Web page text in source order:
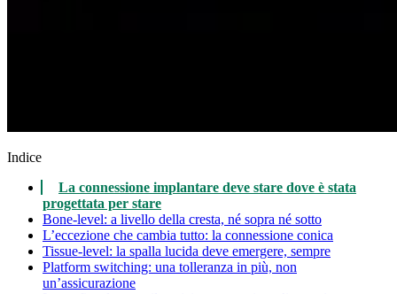
Indice
La connessione implantare deve stare dove è stata
progettata per stare
Bone-level: a livello della cresta, né sopra né sotto
L’eccezione che cambia tutto: la connessione conica
Tissue-level: la spalla lucida deve emergere, sempre
Platform switching: una tolleranza in più, non
un’assicurazione